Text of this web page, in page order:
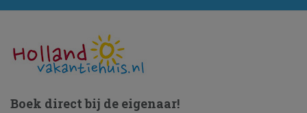
Boek direct bij de eigenaar!